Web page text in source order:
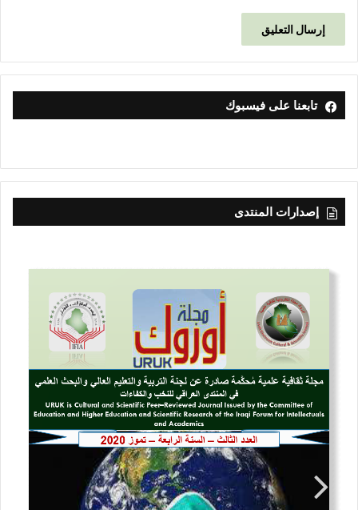
تابعنا على فيسبوك
إصدارات المنتدى